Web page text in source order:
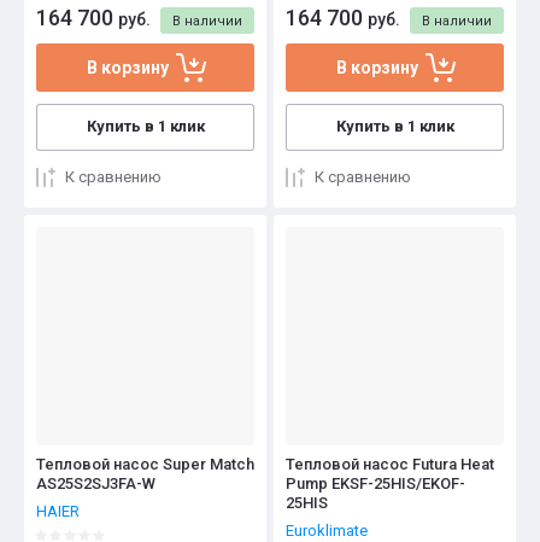
В наличии
164 700 руб.
В корзину
Купить в 1 клик
К сравнению
В наличии
164 700 руб.
В корзину
Купить в 1 клик
К сравнению
Тепловой насос Super Match
AS25S2SJ3FA-W
HAIER
Тепловой насос Futura Heat
Pump EKSF-25HIS/EKOF-
25HIS
Euroklimate